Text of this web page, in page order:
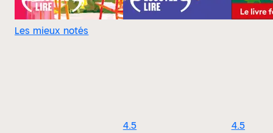
Les mieux notés
4.5
4.5